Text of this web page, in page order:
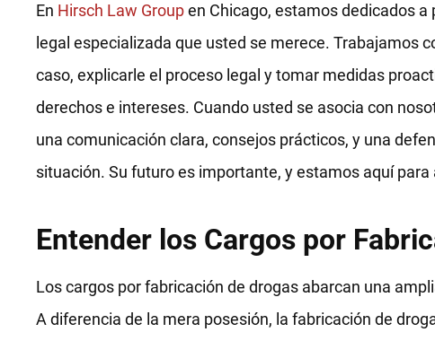
En Hirsch Law Groupen Chicago, estamos dedicados
legal especializada que usted se merece. Trabajamos
caso, explicarle el proceso legal y tomar medidas
derechos e intereses. Cuando usted se asocia con
una comunicación clara, consejos prácticos, y una
situación. Su futuro es importante, y estamos aquí
Entender los Cargos por
Los cargos por fabricación de drogas abarcan una
A diferencia de la mera posesión, la fabricación de